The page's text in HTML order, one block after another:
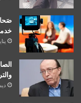
يناير 3,